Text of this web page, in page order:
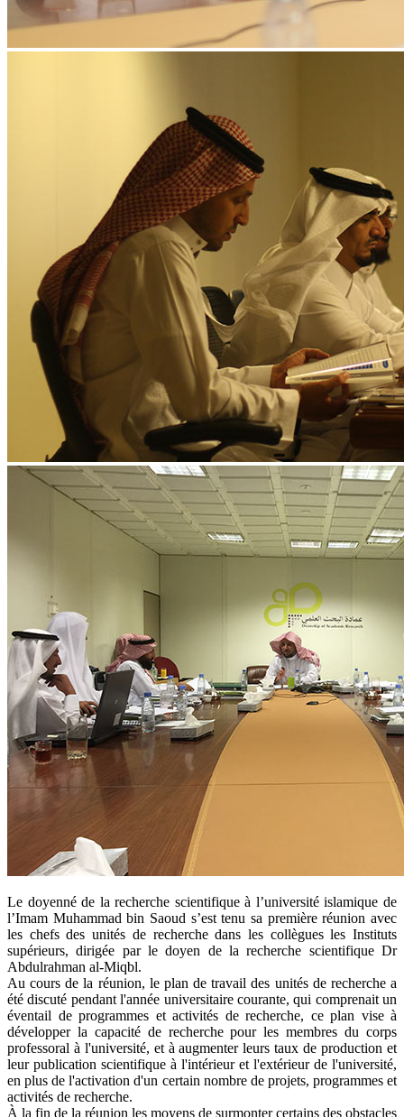
Le doyenné de la recherche scientifique à l’université islamique de
l’Imam Muhammad bin Saoud s’est tenu sa première réunion avec
les chefs des unités de recherche dans les collègues les Instituts
supérieurs, dirigée par le doyen de la recherche scientifique Dr
Abdulrahman al-Miqbl.
Au cours de la réunion, le plan de travail des unités de recherche a
été discuté pendant l'année universitaire courante, qui comprenait un
éventail de programmes et activités de recherche, ce plan vise à
développer la capacité de recherche pour les membres du corps
professoral à l'université, et à augmenter leurs taux de production et
leur publication scientifique à l'intérieur et l'extérieur de l'université,
en plus de l'activation d'un certain nombre de projets, programmes et
activités de recherche.
À la fin de la réunion les moyens de surmonter certains des obstacles